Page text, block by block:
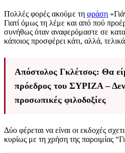
Πολλές φορές ακούμε τη φράση
Γιατί όμως τη λέμε και από πού
συνήθως όταν αναφερόμαστε σε
κάποιος προσφέρει κάτι, αλλά,
Απόστολος Γκλέτσος: Θα
πρόεδρος του ΣΥΡΙΖΑ – Δεν
προσωπικές φιλοδοξίες
Δύο φέρεται να είναι οι εκδοχές
κυρίως με τη χρήση της παροιμίας